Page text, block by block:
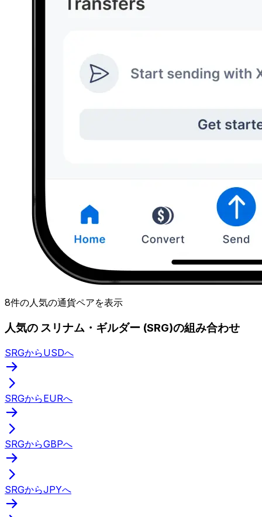
8件の人気の通貨ペアを表示
人気の スリナム・ギルダー (SRG)の組み合わせ
SRGからUSDへ
SRGからEURへ
SRGからGBPへ
SRGからJPYへ